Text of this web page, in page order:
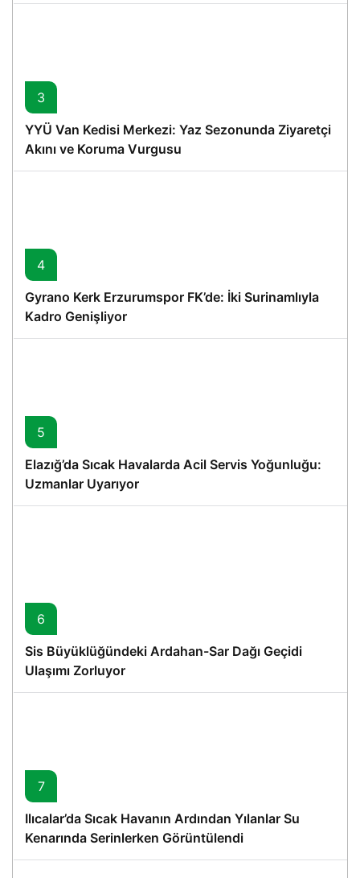
3
YYÜ Van Kedisi Merkezi: Yaz Sezonunda Ziyaretçi
Akını ve Koruma Vurgusu
4
Gyrano Kerk Erzurumspor FK’de: İki Surinamlıyla
Kadro Genişliyor
5
Elazığ’da Sıcak Havalarda Acil Servis Yoğunluğu:
Uzmanlar Uyarıyor
6
Sis Büyüklüğündeki Ardahan-Sar Dağı Geçidi
Ulaşımı Zorluyor
7
Ilıcalar’da Sıcak Havanın Ardından Yılanlar Su
Kenarında Serinlerken Görüntülendi